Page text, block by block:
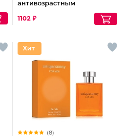
антивозрастным
1102 ₽
(8)